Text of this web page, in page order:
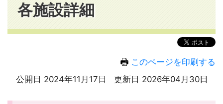
各施設詳細
このページを印刷する
公開日 2024年11月17日
更新日 2026年04月30日